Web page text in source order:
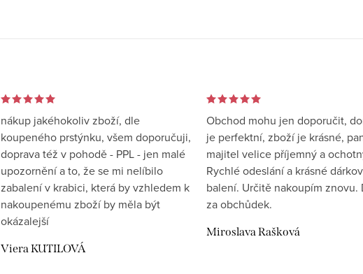
nákup jakéhokoliv zboží, dle
koupeného prstýnku, všem doporučuji,
doprava též v pohodě - PPL - jen malé
upozornění a to, že se mi nelíbilo
zabalení v krabici, která by vzhledem k
nakoupenému zboží by měla být
okázalejší
Viera KUTILOVÁ
Obchod mohu jen doporučit,
je perfektní, zboží je krásné,
majitel velice příjemný a
Rychlé odeslání a krásné
balení. Určitě nakoupím znovu.
za obchůdek.
Miroslava Rašková